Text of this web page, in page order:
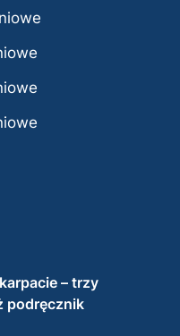
– trzy
podręcznik